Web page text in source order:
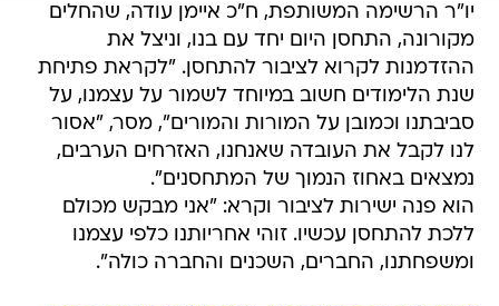
יו"ר הרשימה המשותפת, ח"כ איימן עודה, שהחלים
מקורונה, התחסן היום יחד עם בנו, וניצל את
ההזדמנות לקרוא לציבור להתחסן. "לקראת פתיחת
שנת הלימודים חשוב במיוחד לשמור על עצמנו, על
סביבתנו וכמובן על המורות והמורים", מסר, "אסור
לנו לקבל את העובדה שאנחנו, האזרחים הערבים,
נמצאים באחוז הנמוך של המתחסנים".
הוא פנה ישירות לציבור וקרא: "אני מבקש מכולם
ללכת להתחסן עכשיו. זוהי אחריותנו כלפי עצמנו
ומשפחתנו, החברים, השכנים והחברה כולה".